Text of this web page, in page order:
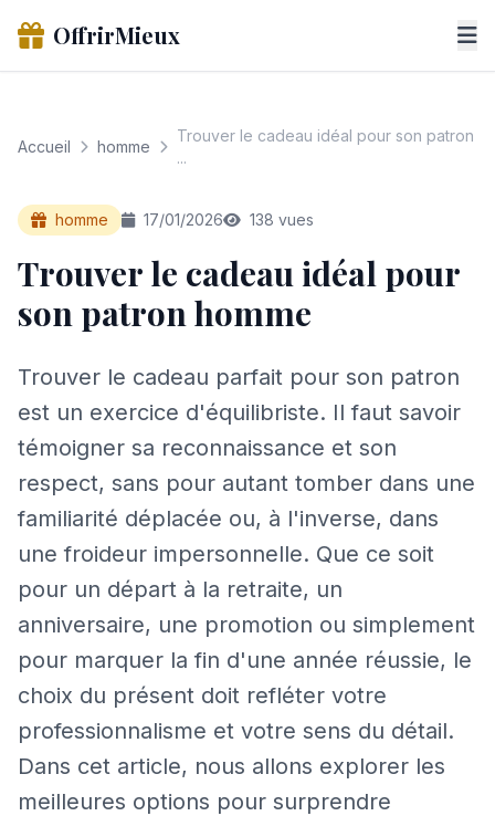
OffrirMieux
Accueil homme
Trouver le cadeau idéal pour son patron
...
homme 17/01/2026 138 vues
Trouver le cadeau idéal pour
son patron homme
Trouver le cadeau parfait pour son patron
est un exercice d'équilibriste. Il faut savoir
témoigner sa reconnaissance et son
respect, sans pour autant tomber dans une
familiarité déplacée ou, à l'inverse, dans
une froideur impersonnelle. Que ce soit
pour un départ à la retraite, un
anniversaire, une promotion ou simplement
pour marquer la fin d'une année réussie, le
choix du présent doit refléter votre
professionnalisme et votre sens du détail.
Dans cet article, nous allons explorer les
meilleures options pour surprendre